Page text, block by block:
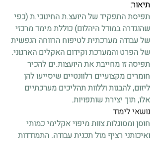
תיאור:
תפיסת התפקיד של היועצ.ת החינוכי.ת (כפי
שהוגדרה במודל היהלום) כוללת מימד מרכזי
של עבודה מערכתית לטיפוח הרווחה הנפשית
של הפרט והמערכת וקידום האקלים הארגוני.
תפיסה זו מחייבת את היועצות.ים להכיר
חומרים מקצועיים רלוונטיים שיסייעו להן
ליזום, להבנות וללוות תהליכים מערכתיים
אלו, תוך יצירת שותפויות.
נושאי לימוד
חוסן ומסוגלות צוות מיפוי אקלימי כמותי
ואיכותני רציף מול תכנית עבודה. התמודדות